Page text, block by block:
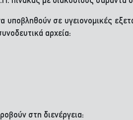
υποβληθούν σε υγειονομικές
αρχεία:
στη διενέργεια: